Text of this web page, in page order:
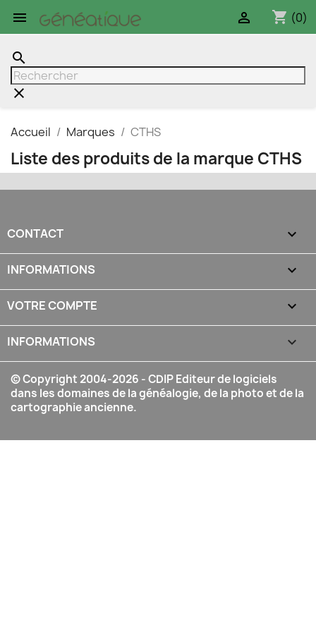
 shopping_cart (0)

search
clear
Accueil Marques CTHS
Liste des produits de la marque CTHS
CONTACT 
INFORMATIONS 
VOTRE COMPTE 
INFORMATIONS keyboard_arrow_down
© Copyright 2004-2026 - CDIP Editeur de logiciels
dans les domaines de la généalogie, de la photo et de la
cartographie ancienne.